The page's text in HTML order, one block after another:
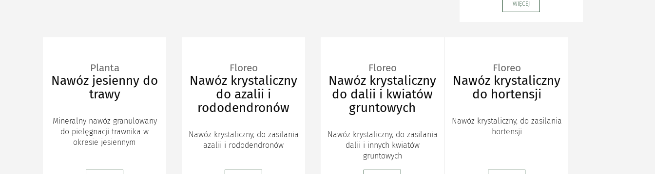
WIĘCEJ
Planta
Nawóz jesienny do
trawy
Mineralny nawóz granulowany
do pielęgnacji trawnika w
okresie jesiennym
Floreo
Nawóz krystaliczny
do azalii i
rododendronów
Nawóz krystaliczny, do zasilania
azalii i rododendronów
Floreo
Nawóz krystaliczny
do dalii i kwiatów
gruntowych
Nawóz krystaliczny, do zasilania
dalii i innych kwiatów
gruntowych
Floreo
Nawóz krystaliczny
do hortensji
Nawóz krystaliczny, do zasilania
hortensji